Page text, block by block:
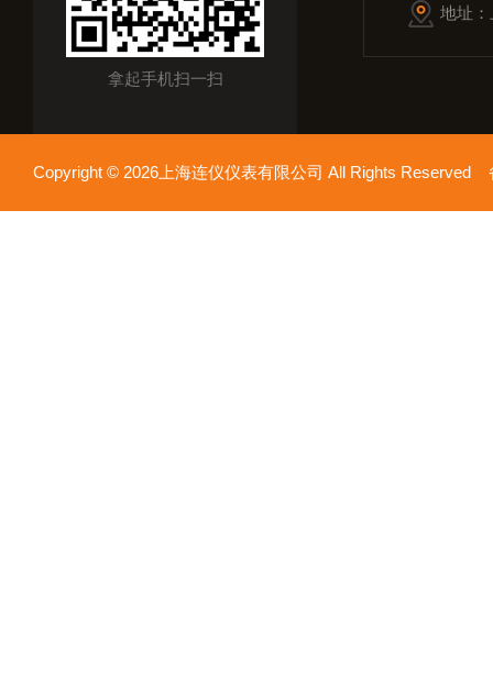
拿起手机扫一扫
地址
Copyright © 2026上海连仪仪表有限公司 All Rights Reserved